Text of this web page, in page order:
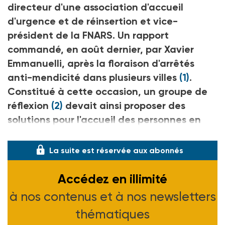
directeur d'une association d'accueil
d'urgence et de réinsertion et vice-
président de la FNARS. Un rapport
commandé, en août dernier, par Xavier
Emmanuelli, après la floraison d'arrêtés
anti-mendicité dans plusieurs villes (1).
Constitué à cette occasion, un groupe de
réflexion (2) devait ainsi proposer des
solutions pour l'accueil des personnes en
La suite est réservée aux abonnés
Accédez en illimité
à nos contenus et à nos newsletters
thématiques